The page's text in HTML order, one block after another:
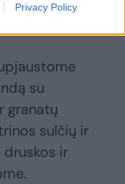
Privacy Policy
su
granatų
sulčių ir
druskos ir